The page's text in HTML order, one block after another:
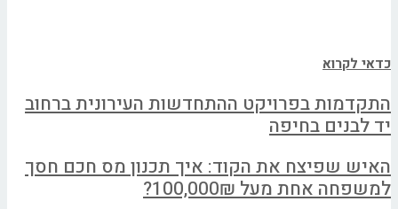
כדאי לקרוא
התקדמות בפרויקט ההתחדשות העירונית ברחוב
יד לבנים בחיפה
האיש שפיצח את הקוד: איך תכנון מס חכם חסך
למשפחה אחת מעל 100,000₪?